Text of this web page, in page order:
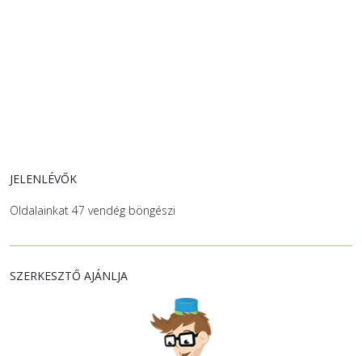
JELENLÉVŐK
Oldalainkat 47 vendég böngészi
SZERKESZTŐ AJÁNLJA